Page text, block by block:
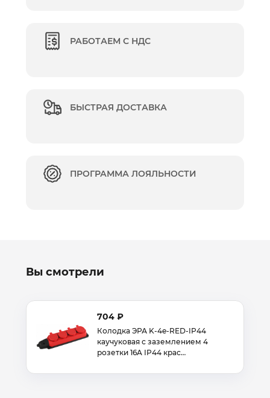
РАБОТАЕМ С НДС
БЫСТРАЯ ДОСТАВКА
ПРОГРАММА ЛОЯЛЬНОСТИ
Вы смотрели
704 ₽
Колодка ЭРА K-4e-RED-IP44
каучуковая с заземлением 4
розетки 16A IP44 крас…